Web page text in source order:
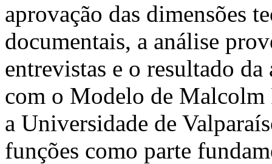
aprovação das dimensões
documentais, a análise
entrevistas e o resultado
com o Modelo de Malcolm
a Universidade de
funções como parte